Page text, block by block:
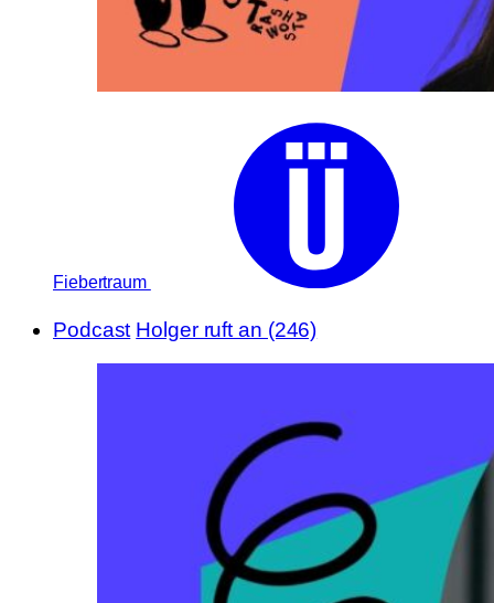
Fiebertraum
Podcast Holger ruft an (246)